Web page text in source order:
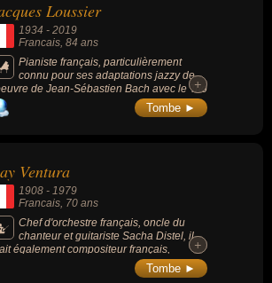
Loussier
1934 - 2019
Francais, 84 ans
Pianiste français, particulièrement
connu pour ses adaptations jazzy de
de Jean-Sébastien Bach avec le Trio
Bach, il faisant swinguer Bach et été
pour avoir été un grand artisan du
+
+
Tombe ►
Ventura
1908 - 1979
Francais , 70 ans
Chef d'orchestre français, oncle du
chanteur et guitariste Sacha Distel, il
également compositeur français,
musical et producteur de cinéma,
pour son orchestre à sketches et ses
+
+
Tombe ►